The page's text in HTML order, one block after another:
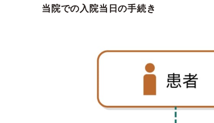
当院での入院当日の手続き